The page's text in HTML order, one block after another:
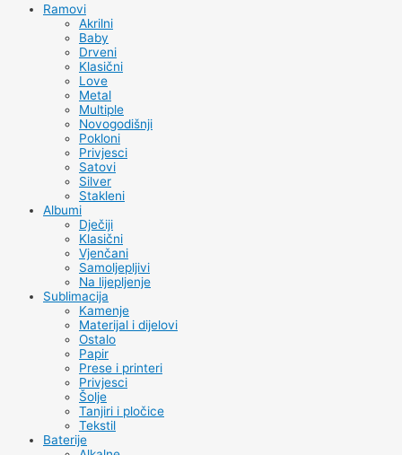
Ramovi
Akrilni
Baby
Drveni
Klasični
Love
Metal
Multiple
Novogodišnji
Pokloni
Privjesci
Satovi
Silver
Stakleni
Albumi
Dječiji
Klasični
Vjenčani
Samoljepljivi
Na lijepljenje
Sublimacija
Kamenje
Materijal i dijelovi
Ostalo
Papir
Prese i printeri
Privjesci
Šolje
Tanjiri i pločice
Tekstil
Baterije